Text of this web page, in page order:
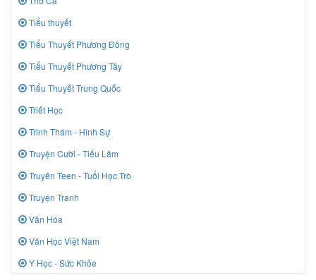
Tiểu thuyết
Tiểu Thuyết Phương Đông
Tiểu Thuyết Phương Tây
Tiểu Thuyết Trung Quốc
Triết Học
Trinh Thám - Hình Sự
Truyện Cười - Tiếu Lâm
Truyên Teen - Tuổi Học Trò
Truyện Tranh
Văn Hóa
Văn Học Việt Nam
Y Học - Sức Khỏe